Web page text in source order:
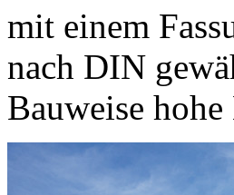
mit einem
nach DIN
Bauweise